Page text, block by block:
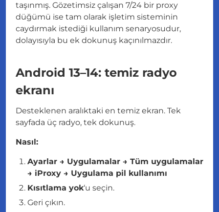
taşınmış. Gözetimsiz çalışan 7/24 bir proxy
düğümü ise tam olarak işletim sisteminin
caydırmak istediği kullanım senaryosudur,
dolayısıyla bu ek dokunuş kaçınılmazdır.
Android 13–14: temiz radyo
ekranı
Desteklenen aralıktaki en temiz ekran. Tek
sayfada üç radyo, tek dokunuş.
Nasıl:
Ayarlar → Uygulamalar → Tüm uygulamalar
→ iProxy → Uygulama pil kullanımı
Kısıtlama yok‘u seçin.
Geri çıkın.